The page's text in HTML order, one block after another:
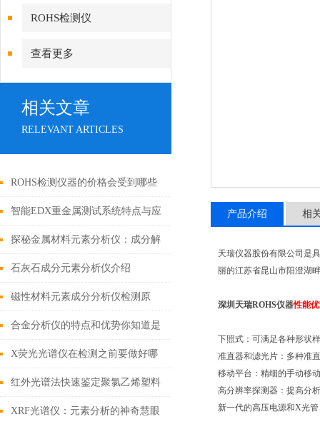
ROHS检测仪
查看更多
相关文章
RELEVANT ARTICLES
ROHS检测仪器的价格会受到哪些
因素的影响
智能EDX重金属测试系统特点与应
用
探秘金属材料元素分析仪：成分解
析与工业质量控制的核心枢纽
石灰石成分元素分析仪介绍
磁性材料元素成分分析仪检测原
理、样品前处理与全场景应用解析
合金分析仪的特点和优势你知道是
哪些吗？
X荧光光谱仪在检测之前要做好哪
些事项呢？
红外光谱法快速鉴定聚氯乙烯塑料
中增塑剂邻苯二甲酸酯
XRF光谱仪：元素分析的神奇慧眼
产品介绍 相
天瑞仪器股份有限公司是
丽的江苏省昆山市阳澄湖
深圳天瑞ROHS仪器性能
下照式：可满足各种形状
准直器和滤光片：多种准
移动平台：精细的手动移
高分辨率探测器：提高分
新一代的高压电源和X光